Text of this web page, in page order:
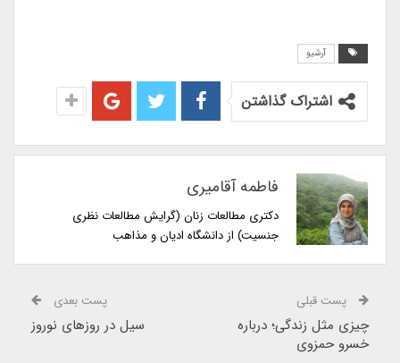
آرشیو
اشتراک گذاشتن
فاطمه آقامیری
دکتری مطالعات زنان (گرایش مطالعات نظری
جنسیت) از دانشگاه ادیان و مذاهب
پست قبلی
چیزى مثل زندگى؛ درباره
خسرو حمزوى
پست بعدی
سیل در روزهای نوروز